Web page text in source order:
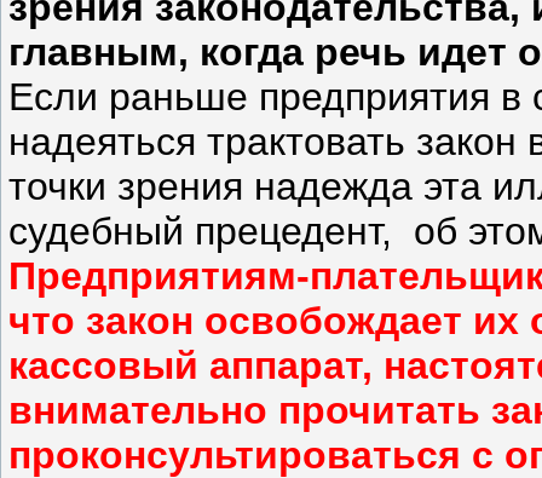
главным, когда речь идет
Если раньше предприятия
надеяться трактовать
точки зрения надежда эта
судебный прецедент, об
Предприятиям-
что закон освобождает
кассовый аппарат,
внимательно прочитать
проконсультироваться с